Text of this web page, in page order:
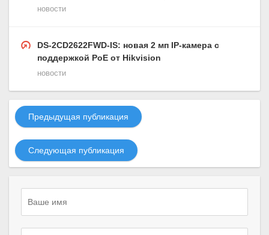
новости
DS-2CD2622FWD-IS: новая 2 мп IP-камера с
поддержкой РоЕ от Hikvision
новости
Предыдущая публикация
Следующая публикация